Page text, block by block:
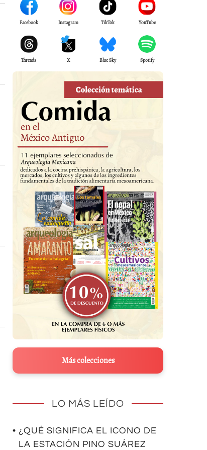
Facebook Instagram TikTok YouTube
Threads X Blue Sky Spotify
Más colecciones
LO MÁS LEÍDO
• ¿QUÉ SIGNIFICA EL ICONO DE
LA ESTACIÓN PINO SUÁREZ